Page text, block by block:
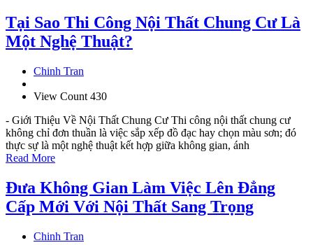
Tại Sao Thi Công Nội Thất Chung Cư Là
Một Nghệ Thuật?
Chinh Tran
View Count 430
- Giới Thiệu Về Nội Thất Chung Cư Thi công nội thất chung cư
không chỉ đơn thuần là việc sắp xếp đồ đạc hay chọn màu sơn; đó
thực sự là một nghệ thuật kết hợp giữa không gian, ánh
Read More
Đưa Không Gian Làm Việc Lên Đẳng
Cấp Mới Với Nội Thất Sang Trọng
Chinh Tran